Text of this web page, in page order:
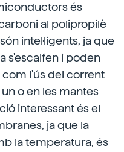
és
al polipropilè
intel·ligents, ja que
s'escalfen i poden
l'ús del corrent
o en les mantes
interessant és el
ja que la
la temperatura, és